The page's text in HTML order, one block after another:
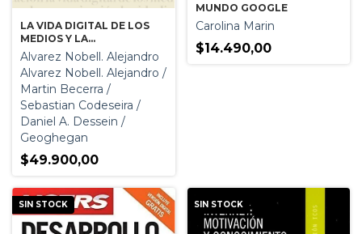
LA VIDA DIGITAL DE LOS
MEDIOS Y LA
COMUNICACION
Alvarez Nobell. Alejandro
Alvarez Nobell. Alejandro /
Martin Becerra /
Sebastian Codeseira /
Daniel A. Dessein /
Geoghegan
$49.900,00
MUNDO GOOGLE
Carolina Marin
$14.490,00
SIN STOCK SIN STOCK